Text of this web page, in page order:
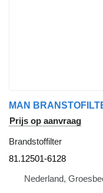
Prijs op aanvraag
Brandstoffilter
81.12501-6128
Nederland,